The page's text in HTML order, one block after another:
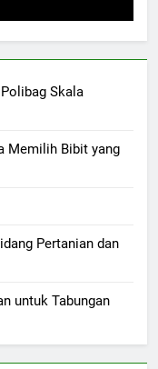
Skala
Memilih Bibit yang
Pertanian dan
untuk Tabungan